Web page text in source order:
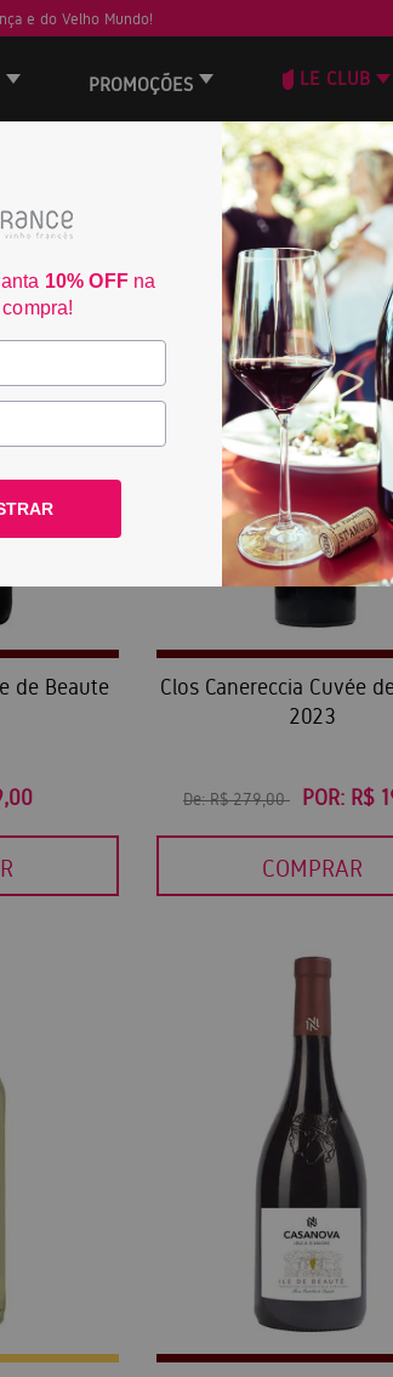
e do Velho Mundo!
PROMOÇÕES LE CLUB
de Beaute
Clos Canereccia Cuvée
2023
De:R$ 279,00 POR: R$
COMPRAR
10% OFF na